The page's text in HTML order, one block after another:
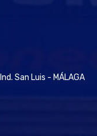
San Luis - MÁLAGA